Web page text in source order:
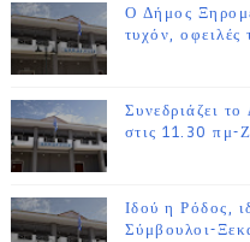
Ο Δήμος
τυχόν, οφειλές
Συνεδριάζει
στις 11.30 πμ-
Ιδού η Ρόδος,
Σύμβουλοι-